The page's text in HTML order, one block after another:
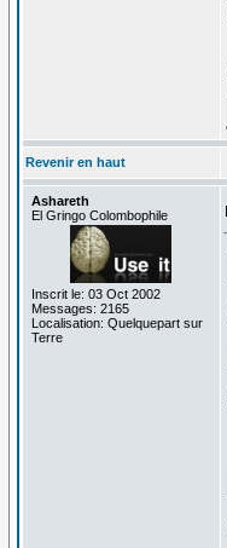
Revenir en haut
Ashareth
El Gringo Colombophile
Inscrit le: 03 Oct 2002
Messages: 2165
Localisation: Quelquepart sur
Terre